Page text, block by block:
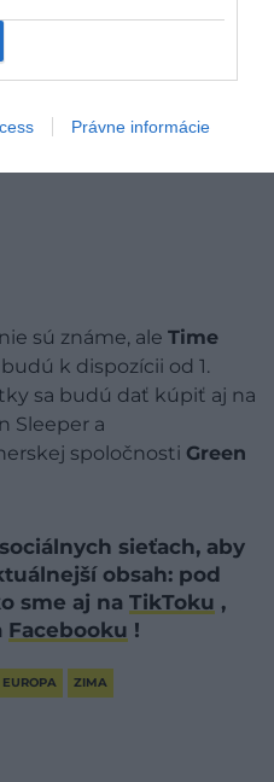
Právne informácie
sú známe, ale Time
k dispozícii od 1.
sa budú dať kúpiť aj na
Sleeper a
spoločnosti Green
sieťach, aby
obsah: pod
sme aj na TikToku ,
Facebooku !
EUROPA ZIMA